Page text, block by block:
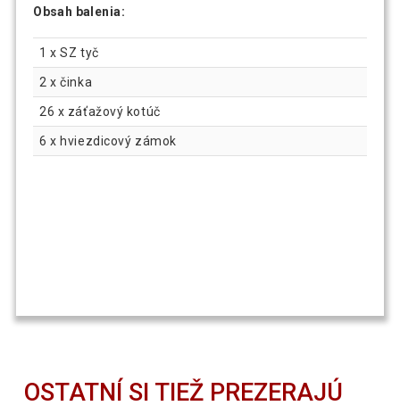
Obsah balenia:
1 x SZ tyč
2 x činka
26 x záťažový kotúč
6 x hviezdicový zámok
OSTATNÍ SI TIEŽ PREZERAJÚ